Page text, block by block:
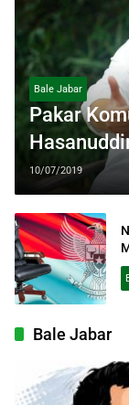
Bale Jabar
Pakar
10/07/2019
Bale Jabar